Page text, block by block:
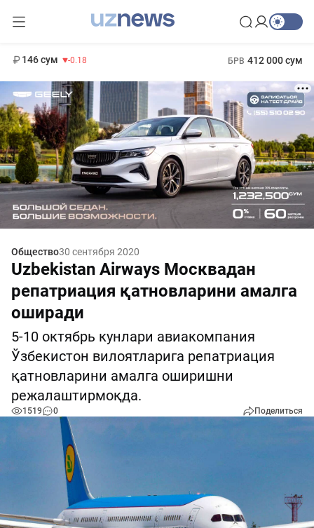
146 сум -0.18 БРВ 412 000 сум
Общество30 сентября 2020
Uzbekistan Airways Москвадан
репатриация қатновларини амалга
оширади
5-10 октябрь кунлари авиакомпания
Ўзбекистон вилоятларига репатриация
қатновларини амалга оширишни
режалаштирмоқда.
1519 0 Поделиться